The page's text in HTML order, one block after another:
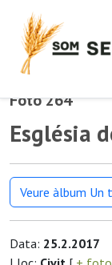
Foto 264
Església
Veure àlbum Un
Data: 25.2.2017